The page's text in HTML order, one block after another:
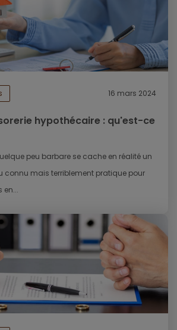
16 mars 2024
hypothécaire : qu'est-ce
peu barbare se cache en réalité un
connu mais terriblement pratique pour
en...